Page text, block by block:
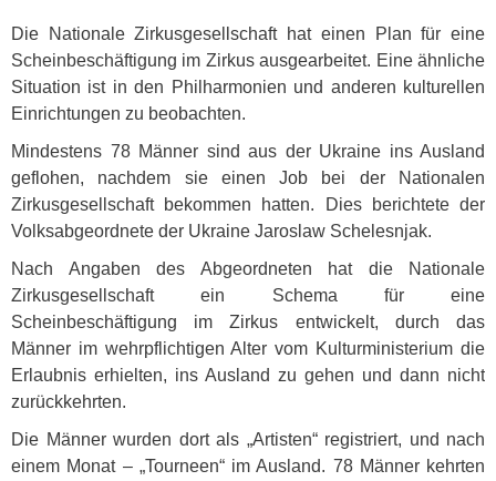
Die Nationale Zirkusgesellschaft hat einen Plan für eine
Scheinbeschäftigung im Zirkus ausgearbeitet. Eine ähnliche
Situation ist in den Philharmonien und anderen kulturellen
Einrichtungen zu beobachten.
Mindestens 78 Männer sind aus der Ukraine ins Ausland
geflohen, nachdem sie einen Job bei der Nationalen
Zirkusgesellschaft bekommen hatten. Dies berichtete der
Volksabgeordnete der Ukraine Jaroslaw Schelesnjak.
Nach Angaben des Abgeordneten hat die Nationale
Zirkusgesellschaft ein Schema für eine
Scheinbeschäftigung im Zirkus entwickelt, durch das
Männer im wehrpflichtigen Alter vom Kulturministerium die
Erlaubnis erhielten, ins Ausland zu gehen und dann nicht
zurückkehrten.
Die Männer wurden dort als „Artisten“ registriert, und nach
einem Monat – „Tourneen“ im Ausland. 78 Männer kehrten